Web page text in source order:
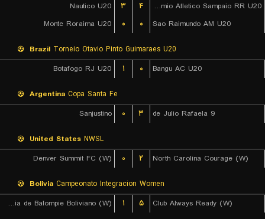
Nautico U20
۳ ۴
Gremio Atletico Sampaio RR U20
Monte Roraima U20
۰ ۰ Sao Raimundo AM U20
Brazil Torneio Otavio Pinto Guimaraes U20
Botafogo RJ U20
۱ ۰ Bangu AC U20
Argentina Copa Santa Fe
Sanjustino
۰ ۳ 9 de Julio Rafaela
United States NWSL
Denver Summit FC (W)
۰ ۲ North Carolina Courage (W)
Bolivia Campeonato Integracion Women
Academia de Balompie Boliviano (W)
۱ ۵ Club Always Ready (W)